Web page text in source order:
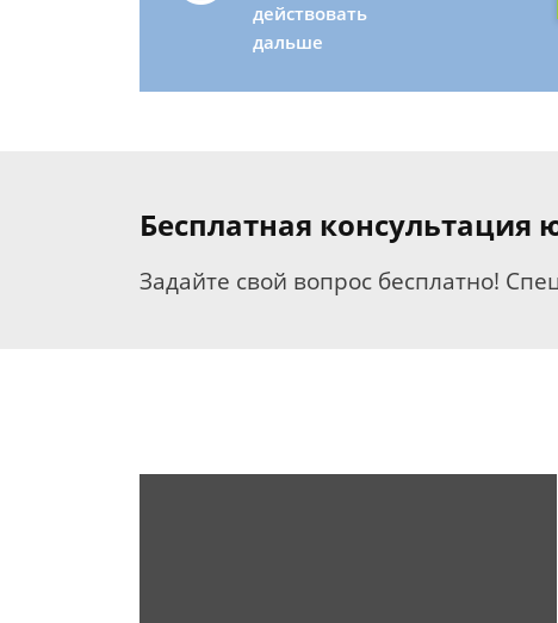
действовать
дальше
Бесплатная консультация
Задайте свой вопрос бесплатно!